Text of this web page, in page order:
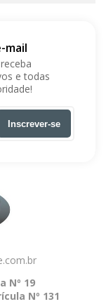
mail
e todas
Inscrever-se
Nº 19
Nº 131